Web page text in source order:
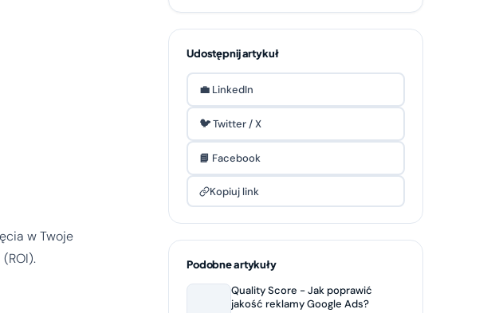
w Twoje
Udostępnij artykuł
💼 LinkedIn
🐦 Twitter / X
📘 Facebook
Kopiuj link
Podobne artykuły
Quality Score - Jak poprawić
jakość reklamy Google Ads?